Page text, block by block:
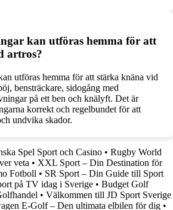
kan utföras hemma för att
artros?
utföras hemma för att stärka knäna vid
bensträckare, sidogång med
på ett ben och knälyft. Det är
korrekt och regelbundet för att
undvika skador.
Spel Sport och Casino • Rugby World
veta • XXL Sport – Din Destination för
Fotboll • SR Sport – Din Guide till Sport
på TV idag i Sverige • Budget Golf
• Välkommen till JD Sport Sverige
E-Golf – Den ultimata elbilen för dig •